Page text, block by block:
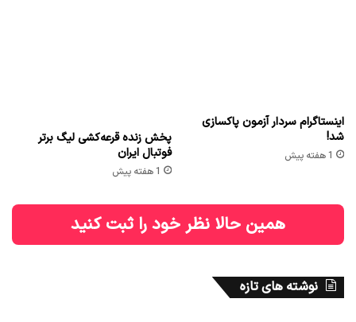
اینستاگرام سردار آزمون پاکسازی
شد!
1 هفته پیش
پخش زنده قرعه‌کشی لیگ برتر
فوتبال ایران
1 هفته پیش
همین حالا نظر خود را ثبت کنید
نوشته های تازه